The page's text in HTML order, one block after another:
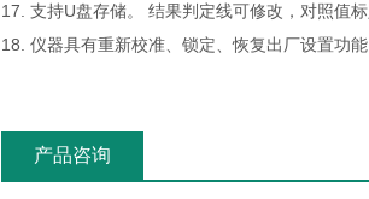
17. 支持U盘存储。 结果判定线可修改，对照值
18. 仪器具有重新校准、锁定、恢复出厂设置功能
产品咨询